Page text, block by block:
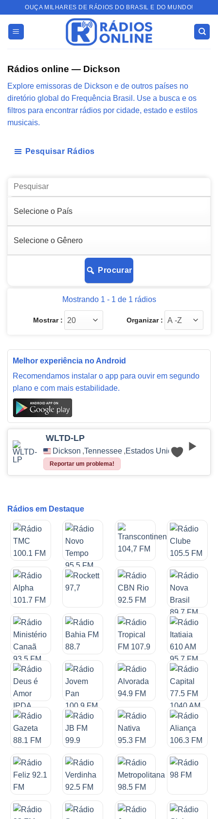
content
OUÇA MILHARES DE RÁDIOS DO BRASIL E DO MUNDO!
Rádios online — Dickson
Explore emissoras de Dickson e de outros países no
diretório global do Frequência Brasil. Use a busca e os
filtros para encontrar rádios por cidade, estado e estilos
musicais.
Pesquisar Rádios
Procurar
Mostrando 1 - 1 de 1 rádios
Mostrar : Organizar :
Melhor experiência no Android
Recomendamos instalar o app para ouvir em segundo
plano e com mais estabilidade.
WLTD-LP
Dickson ,Tennessee ,Estados Unidos
Reportar um problema!
Rádios em Destaque